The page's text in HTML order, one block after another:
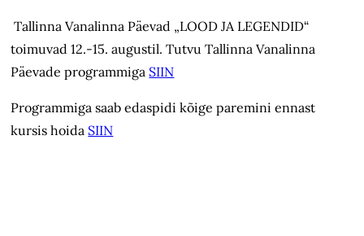
Tallinna Vanalinna Päevad „LOOD JA LEGENDID“
toimuvad 12.-15. augustil. Tutvu Tallinna Vanalinna
Päevade programmiga SIIN
Programmiga saab edaspidi kõige paremini ennast
kursis hoida SIIN